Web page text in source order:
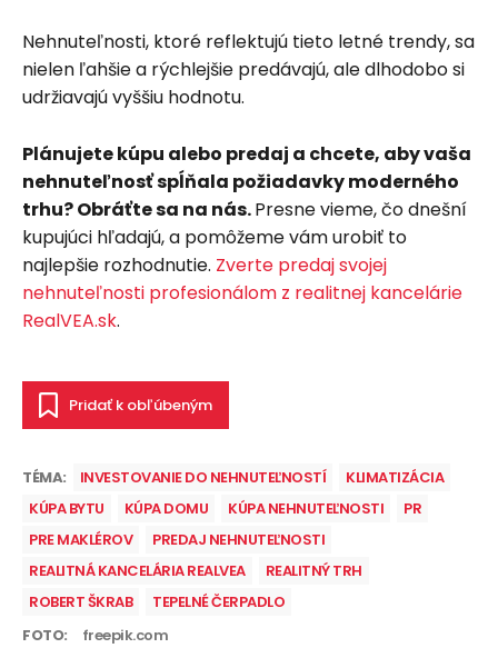
Nehnuteľnosti, ktoré reflektujú tieto letné trendy, sa
nielen ľahšie a rýchlejšie predávajú, ale dlhodobo si
udržiavajú vyššiu hodnotu.
Plánujete kúpu alebo predaj a chcete, aby vaša
nehnuteľnosť spĺňala požiadavky moderného
trhu? Obráťte sa na nás.Presne vieme, čo dnešní
kupujúci hľadajú, a pomôžeme vám urobiť to
najlepšie rozhodnutie. Zverte predaj svojej
nehnuteľnosti profesionálom z realitnej kancelárie
RealVEA.sk.
Pridať k obľúbeným
TÉMA: INVESTOVANIE DO NEHNUTEĽNOSTÍ
KLIMATIZÁCIA
KÚPA BYTU
KÚPA DOMU KÚPA NEHNUTEĽNOSTI
PR
PRE MAKLÉROV
PREDAJ NEHNUTEĽNOSTI
REALITNÁ KANCELÁRIA REALVEA
REALITNÝ TRH
ROBERT ŠKRAB
TEPELNÉ ČERPADLO
FOTO:
freepik.com